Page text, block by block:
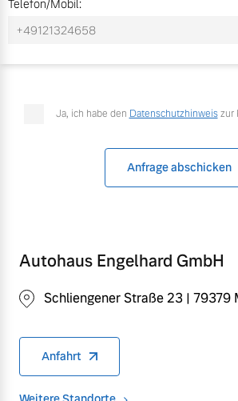
Telefon/Mobil:
Ja, ich habe den Datenschutzhinweiszur
Anfrage abschicken
Autohaus Engelhard GmbH
Schliengener Straße 23 | 79379
Anfahrt